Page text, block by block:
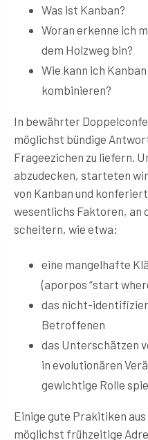
Was ist Kanban?
Woran erkenne ich
dem Holzweg bin?
Wie kann ich
kombinieren?
In bewährter
möglichst bündige
Frageezichen zu liefern.
abzudecken, starteten
von Kanban und
wesentlichs Faktoren, an
scheitern, wie etwa:
eine mangelhafte
(aporpos “start
das nicht-
Betroffenen
das Unterschätzen
in evolutionären
gewichtige Rolle
Einige gute Prakitiken
möglichst frühzeitige